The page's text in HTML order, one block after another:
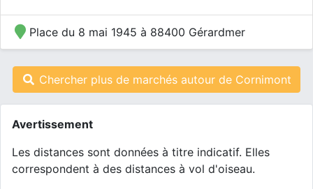
Place du 8 mai 1945 à 88400 Gérardmer
Chercher plus de marchés autour de Cornimont
Avertissement
Les distances sont données à titre indicatif. Elles
correspondent à des distances à vol d'oiseau.